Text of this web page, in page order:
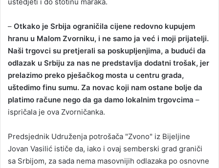
– Otkako je Srbija ograničila cijene redovno kupujem
hranu u Malom Zvorniku, i ne samo ja već i moji prijatelji.
Naši trgovci su pretjerali sa poskupljenjima, a budući da
odlazak u Srbiju za nas ne predstavlja dodatni trošak, jer
prelazimo preko pješačkog mosta u centru grada,
uštedimo finu sumu. Za novac koji nam ostane bolje da
platimo račune nego da ga damo lokalnim trgovcima –
ispričala je ova Zvorničanka.
Predsjednik Udruženja potrošača "Zvono" iz Bijeljine
Jovan Vasilić ističe da, iako i ovaj semberski grad graniči
sa Srbijom, za sada nema masovnijih odlazaka po osnovne